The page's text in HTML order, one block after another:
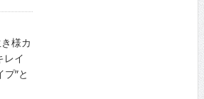
様カ
レイ
”と